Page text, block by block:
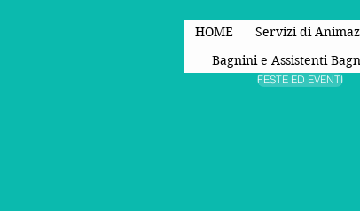
HOME Servizi di
Bagnini e Assistenti
FESTE ED EVENTI